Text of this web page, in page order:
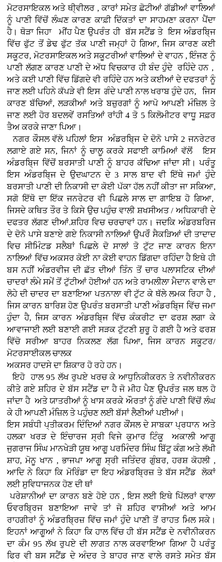
ਮੋਟਰਸਾਇਕਲ ਅਤੇ ਥੀ੍ਵੀਲਰ , ਕਾਰਾਂਸਮੇਤ ਛੋਟੀਆਂ ਗੱਡੀਆਂ ਵਾਲਿਆਂ
ਨੂੰ ਪਾਣੀ ਵਿੱਚੋਂ ਲੰਘਣ ਕਾਰਣ ਕਾਫ਼ੀ ਦਿੱਕਤਾਂ ਦਾ ਸਾਹਮਣਾ ਕਰਨਾ ਪੈਂਦਾ
ਹੈ। ਥੋੜਾ ਜਿਹਾ ਮੀਂਹ ਪੈਣ ਉਪਰੰਤ ਹੀ ਬੱਸ ਸਟੈਂਡ ਤੇ ਇਸ ਅੰਡਰਬਿ੍ਜ
ਵਿੱਚ ਫੁੱਟ ਤੋਂ ਡੇਢ ਫੁੱਟ ਤੱਕ ਪਾਣੀ ਜਮ੍ਹਾਂ ਹੋ ਗਿਆ, ਜਿਸ ਕਾਰਣ ਕਈ
ਸਕੂਟਰ, ਮੋਟਰਸਾਇਕਲ ਅਤੇ ਸਕੂਟਰੀਆਂ ਵਾਲਿਆਂ ਦੇ ਵਾਹਨ , ਇੰਜਣ ਨੂੰ
ਪਾਣੀ ਲੱਗਣ ਕਾਰਣ ਪਾਣੀ ਦੇ ਅੱਧ ਵਿਚਕਾਰ ਹੀ ਬੰਦ ਹੁੰਦੇ ਰਹਿੰਦੇ ਹਨ ,
ਅਤੇ ਕਈ ਪਾਣੀ ਵਿੱਚ ਡਿੱਗਦੇ ਵੀ ਰਹਿੰਦੇ ਹਨ ਅਤੇ ਕਈਆਂ ਦੇ ਦਫਤਰਾਂ ਨੂੰ
ਜਾਣ ਲਈ ਪਹਿਨੇ ਕੱਪੜੇ ਵੀ ਇਸ ਗੰਦੇ ਪਾਣੀ ਨਾਲ ਖਰਾਬ ਹੁੰਦੇ ਹਨ, ਜਿਸ
ਕਾਰਣ ਬੱਚਿਆਂ, ਲੜਕੀਆਂ ਅਤੇ ਬਜ਼ੁਰਗਾਂ ਨੂੰ ਆਪੋ ਆਪਣੀ ਮੰਜ਼ਿਲ ਤੇ
ਜਾਣ ਲਈ ਹੋਰ ਬਦਲਵੇਂ ਰਸਤਿਆਂ ਰਾਂਹੀ 4 ਤੋ 5 ਕਿਲੋਮੀਟਰ ਵਾਧੂ ਸਫ਼ਰ
ਤੈਅ ਕਰਕੇ ਜਾਣਾ ਪਿਆ।
ਨਗਰ ਕੌਸਲ ਵੱਲੋ ਪਹਿਲਾਂ ਇਸ ਅੰਡਰਬਿ੍ਜ ਦੇ ਦੋਨੋ ਪਾਸੇ 2 ਜਨਰੇਟਰ
ਲਗਾਏ ਗਏ ਸਨ, ਜਿਨਾਂ ਨੂੰ ਚਾਲੂ ਕਰਕੇ ਸਫਾਈ ਕਾਮਿਆਂ ਵੱਲੋਂ ਇਸ
ਅੰਡਰਬਿ੍ਜ ਵਿੱਚੋਂ ਬਰਸਾਤੀ ਪਾਣੀ ਨੂੰ ਬਾਹਰ ਕੱਢਿਆ ਜਾਂਦਾ ਸੀ। ਪਰੰਤੂ
ਇਸ ਅੰਡਰਬਿ੍ਜ ਦੇ ਉਦਘਾਟਨ ਦੇ 3 ਸਾਲ ਬਾਦ ਵੀ ਇੱਥੇ ਜਮਾਂ ਹੁੰਦੇ
ਬਰਸਾਤੀ ਪਾਣੀ ਦੀ ਨਿਕਾਸੀ ਦਾ ਕੋਈ ਪੱਕਾ ਹੱਲ ਨਹੀਂ ਕੀਤਾ ਜਾ ਸਕਿਆ,
ਸਗੋ ਇੱਥੋ ਦਾ ਇੱਕ ਜਨਰੇਟਰ ਵੀ ਪਿਛਲੇ ਸਾਲ ਦਾ ਗਾਇਬ ਹੋ ਗਿਆ,
ਜਿਸਦੇ ਕਥਿਤ ਤੌਰ ਤੇ ਕਿਸੇ ਉਚ ਪਹੁੰਚ ਵਾਲੀ ਸ਼ਖਸੀਅਤ / ਅਧਿਕਾਰੀ ਦੇ
ਦਫਤਰ ਲੱਗਣ ਦੀਆਂ.ਸ਼ਹਿਰ ਵਿਚ ਚਰਚਾਵਾਂ ਹਨ। ਜਦਕਿ ਅੰਡਰਬਰਿਜ
ਦੇ ਦੋਨੋ ਪਾਸੇ ਬਣਾਏ ਗਏ ਨਿਕਾਸੀ ਨਾਲਿਆਂ ਉਪਰੋੰ ਸੈਕੜਿਆਂ ਦੀ ਤਾਦਾਦ
ਵਿਚ ਸੀਮਿੰਟਡ ਸਲੈਬਾਂ ਪਿਛਲੇ ਦੋ ਸਾਲਾਂ ਤੋ ਟੁੱਟ ਜਾਣ ਕਾਰਨ ਇਨਾ
ਨਾਲਿਆਂ ਵਿੱਚ ਅਕਸਰ ਕੋਈ ਨਾ ਕੋਈ ਵਾਹਨ ਡਿੱਗਦਾ ਰਹਿੰਦਾ ਹੈ ਇਥੇ ਹੀ
ਬਸ ਨਹੀਂ ਅੰਡਰਵੀਜ ਦੀ ਛੱਤ ਦੀਆਂ ਤਿੰਨ ਤੋਂ ਚਾਰ ਪਲਾਸਟਿਕ ਦੀਆਂ
ਚਾਦਰਾਂ ਲੰਮੇ ਸਮੇਂ ਤੋਂ ਟੁੱਟੀਆਂ ਹੋਈਆਂ ਹਨ ਅਤੇ ਰਾਮਲੀਲਾ ਮੈਦਾਨ ਵਾਲੇ ਦਾ
ਲੋਹੇ ਦੀ ਚਾਦਰ ਦਾ ਬਣਾਇਆ ਪਤਨਾਲਾ ਵੀ ਟੁੱਟ ਕੇ ਥੱਲੇ ਲਮਕ ਰਿਹਾ ਹੈ ,
ਜਿਸ ਕਾਰਨ ਬਾਰਿਸ਼ ਹੋਣ ਉਪਰੰਤ ਬਰਸਾਤੀ ਪਾਣੀ ਅੰਡਰਬਿ੍ਜ ਵਿੱਚ ਜਮਾ
ਹੁੰਦਾ ਹੈ, ਜਿਸ ਕਾਰਨ ਅੰਡਰਬਿ੍ਜ ਵਿੱਚ ਕੰਕਰੀਟ ਦਾ ਫਰਸ਼ ਲਗਾ ਕੇ
ਆਵਾਜਾਈ ਲਈ ਬਣਾਈ ਗਈ ਸੜਕ ਟੁੱਟਣੀ ਸ਼ੁਰੂ ਹੋ ਗਈ ਹੈ ਅਤੇ ਫਰਸ਼
ਵਿੱਚੋ ਸਰੀਆ ਬਾਹਰ ਨਿਕਲਣ ਲੱਗ ਪਿਆ, ਜਿਸ ਕਾਰਨ ਸਕੂਟਰ/
ਮੋਟਰਸਾਈਕਲ ਚਾਲਕ
ਅਕਸਰ ਹਾਦਸੇ ਦਾ ਸ਼ਿਕਾਰ ਹੋ ਰਹੇ ਹਨ।
ਇਹੋ ਹਾਲ 95 ਲੱਖ ਰੁਪਏ ਖਰਚ ਕੇ ਆਧੁਨਿਕੀਕਰਨ ਤੇ ਨਵੀਨੀਕਰਨ
ਕੀਤੇ ਗਏ ਸ਼ਹਿਰ ਦੇ ਬੱਸ ਸਟੈਂਡ ਦਾ ਹੈ ਜੋ ਮੀਹ ਪੈਣ ਉਪਰੰਤ ਜਲ ਥਲ ਹੋ
ਜਾਂਦਾ ਹੈ ਅਤੇ ਯਾਤਰੀਆਂ ਨੂੰ ਖਾਸ ਕਰਕੇ ਔਰਤਾਂ ਨੂੰ ਗੰਦੇ ਪਾਣੀ ਵਿੱਚੋਂ ਲੰਘ
ਕੇ ਹੀ ਆਪਣੀ ਮੰਜ਼ਿਲ ਤੇ ਪਹੁੰਚਣ ਲਈ ਬੱਸਾਂ ਲੈਣੀਆਂ ਪਈਆਂ।
ਇਸ ਸਬੰਧੀ ਪ੍ਤੀਕਰਮ ਦਿੰਦਿਆਂ ਨਗਰ ਕੌਂਸਲ ਦੇ ਸਾਬਕਾ ਪ੍ਰਧਾਨ ਅਤੇ
ਹਲਕਾ ਖਰੜ ਦੇ ਇੰਚਾਰਜ ਸ੍ਰੀ ਵਿਜੇ ਕੁਮਾਰ ਟਿੰਕੂ ਅਕਾਲੀ ਆਗੂ
ਜੁਗਰਾਜ ਸਿੰਘ ਮਾਨਖੇੜੀ ਯੂਥ ਆਗੂ ਪਰਮਿੰਦਰ ਸਿੰਘ ਬਿੱਟੂ ਕੰਗ ਅਤੇ ਲੱਖੀ
ਸ਼ਾਹ, ਮੋਨੂ ਖਾਨ , ਭਾਜਪਾ ਆਗੂ ਸ੍ਰੀ ਜਤਿੰਦਰ ਗੁੰਬਰ, ਹਰਸ਼ ਕੋਹਲੀ ,
ਆਦਿ ਨੇ ਕਿਹਾ ਕਿ ਮੋਰਿੰਡਾ ਦਾ ਇਹ ਅੰਡਰਬ੍ਰਿਜ਼ ਤੇ ਬੱਸ ਸਟੈਂਡ ਲੋਕਾਂ
ਲਈ ਸੁਵਿਧਾਜਨਕ ਹੋਣ ਦੀ ਥਾਂ
ਪਰੇਸ਼ਾਨੀਆਂ ਦਾ ਕਾਰਨ ਬਣੇ ਹੋਏ ਹਨ , ਇਸ ਲਈ ਇਥੇ ਪਿੱਲਰਾਂ ਵਾਲਾ
ਓਵਰਬ੍ਰਿਜ ਬਣਾਇਆ ਜਾਵੇ ਤਾਂ ਜੋ ਸ਼ਹਿਰ ਵਾਸੀਆਂ ਅਤੇ ਆਮ
ਰਾਹਗੀਰਾਂ ਨੂੰ ਅੰਡਰਬ੍ਰਿਜ਼ ਵਿੱਚ ਜਮਾਂ ਹੁੰਦੇ ਪਾਣੀ ਤੋਂ ਰਾਹਤ ਮਿਲ ਸਕੇ।
ਇਹਨਾਂ ਆਗੂਆਂ ਨੇ ਕਿਹਾ ਕਿ ਹਾਲ ਵਿੱਚ ਹੀ ਬੱਸ ਸਟੈਂਡ ਦੇ ਨਵੀਨੀਕਰਨ
ਦਾ ਕੰਮ 95 ਲੱਖ ਰੁਪਏ ਦੀ ਲਾਗਤ ਨਾਲ ਕਰਵਾਇਆ ਗਿਆ ਹੈ ਪਰੰਤੂ
ਫਿਰ ਵੀ ਬਸ ਸਟੈਂਡ ਦੇ ਅੰਦਰ ਤੇ ਬਾਹਰ ਜਾਣ ਵਾਲੇ ਰਸਤੇ ਸਮੇਤ ਬੱਸ